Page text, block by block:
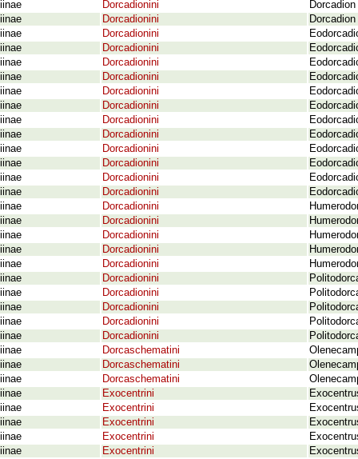
Dorcadionini
Dorcadionini
Dorcadionini
Dorcadionini
Dorcadionini
Dorcadionini
Dorcadionini
Dorcadionini
Dorcadionini
Dorcadionini
Dorcadionini
Dorcadionini
Dorcadionini
Dorcadionini
Dorcadionini
Dorcadionini
Dorcadionini
Dorcadionini
Dorcadionini
Dorcadionini
Dorcadionini
Dorcadionini
Dorcadionini
Dorcadionini
Dorcaschematini
Dorcaschematini
Dorcaschematini
Exocentrini
Exocentrini
Exocentrini
Exocentrini
Exocentrini